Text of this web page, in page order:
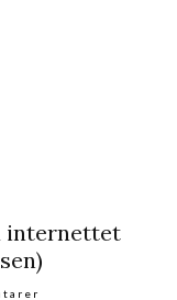
internettet